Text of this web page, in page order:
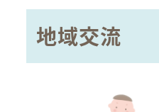
地域交流